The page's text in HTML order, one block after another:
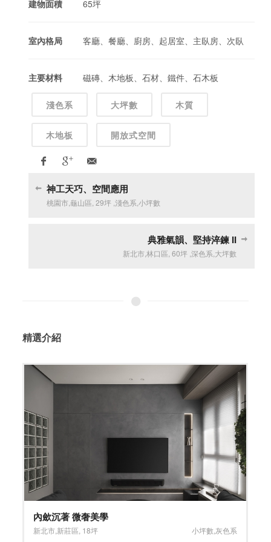
建物面積 65坪
室內格局 客廳、餐廳、廚房、起居室、主臥房、次臥
主要材料 磁磚、木地板、石材、鐵件、石木板
淺色系 大坪數 木質
木地板 開放式空間
神工天巧、空間應用
桃園市,龜山區 ,29坪 ,淺色系 ,小坪數
典雅氣韻、堅持淬鍊 II
新北市,林口區 60坪, 深色系 大坪數
精選介紹
大氣宅邸 氣派豪奢
台中市 西屯區 80坪 大坪數,深淺混搭系